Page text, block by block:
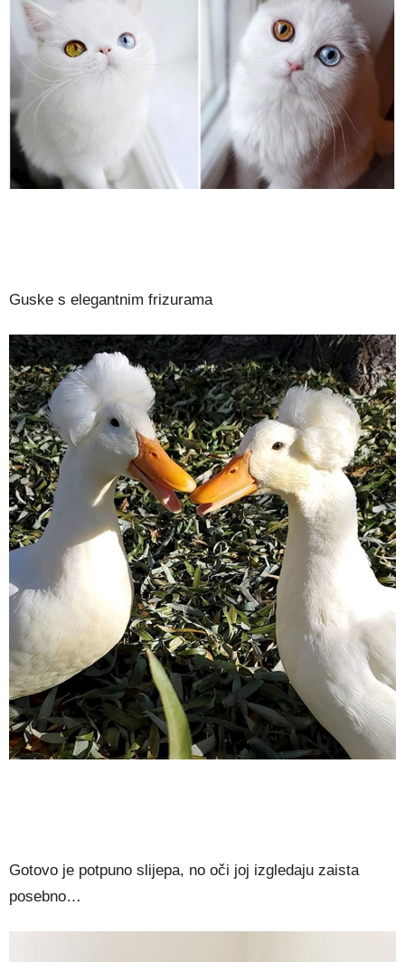
Guske s elegantnim frizurama
Gotovo je potpuno slijepa, no oči joj izgledaju zaista
posebno…